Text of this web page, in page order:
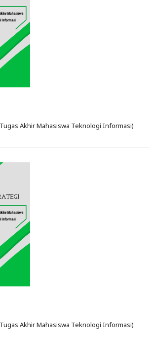
Akhir Mahasiswa Teknologi Informasi)
Akhir Mahasiswa Teknologi Informasi)